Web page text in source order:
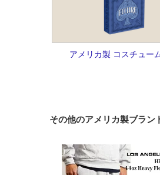
アメリカ製 コスチュー
その他のアメリカ製ブラン